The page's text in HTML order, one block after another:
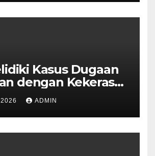
Kasus Dugaan
dengan Kekerasan
HP Royal Phone
ADMIN